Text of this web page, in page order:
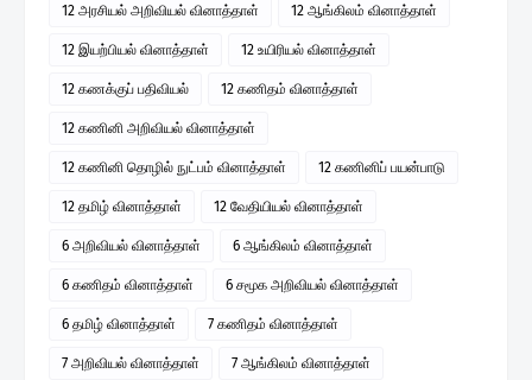
12 அரசியல் அறிவியல் வினாத்தாள் 12 ஆங்கிலம் வினாத்தாள்
12 இயற்பியல் வினாத்தாள் 12 உயிரியல் வினாத்தாள்
12 கணக்குப் பதிவியல் 12 கணிதம் வினாத்தாள்
12 கணினி அறிவியல் வினாத்தாள்
12 கணினி தொழில் நுட்பம் வினாத்தாள் 12 கணினிப் பயன்பாடு
12 தமிழ் வினாத்தாள் 12 வேதியியல் வினாத்தாள்
6 அறிவியல் வினாத்தாள் 6 ஆங்கிலம் வினாத்தாள்
6 கணிதம் வினாத்தாள் 6 சமூக அறிவியல் வினாத்தாள்
6 தமிழ் வினாத்தாள் 7 கணிதம் வினாத்தாள்
7 அறிவியல் வினாத்தாள் 7 ஆங்கிலம் வினாத்தாள்